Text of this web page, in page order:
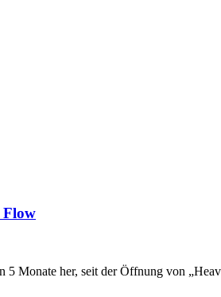
Flow
5 Monate her, seit der Öffnung von